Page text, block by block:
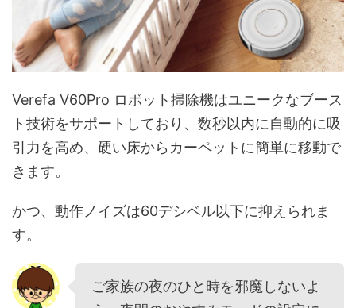
Verefa V60Pro ロボット掃除機はユニークなブース
ト技術をサポートしており、数秒以内に自動的に吸
引力を高め、硬い床からカーペットに簡単に移動で
きます。
かつ、動作ノイズは60デシベル以下に抑えられま
す。
ご家族の夜のひと時を邪魔しないよ